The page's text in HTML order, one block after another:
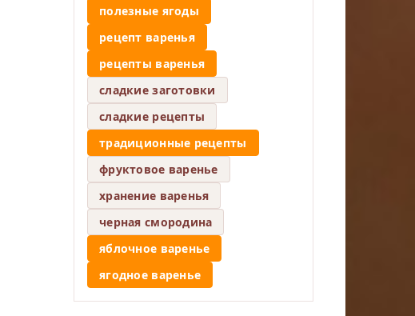
полезные ягоды
рецепт варенья
рецепты варенья
сладкие заготовки
сладкие рецепты
традиционные рецепты
фруктовое варенье
хранение варенья
черная смородина
яблочное варенье
ягодное варенье